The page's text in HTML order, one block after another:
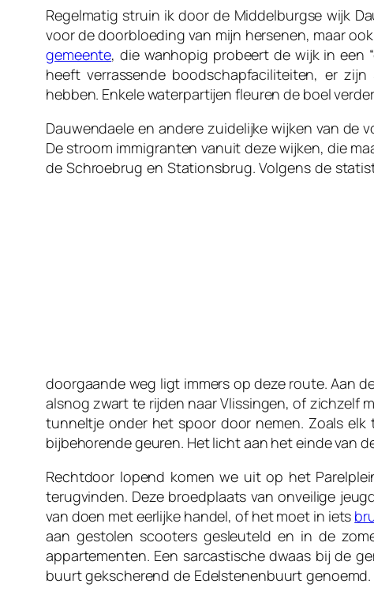
Regelmatig struin ik door de Middelburgse wijk
voor de doorbloeding van mijn hersenen, maar
gemeente, die wanhopig probeert de wijk in een
heeft verrassende boodschapfaciliteiten, er
hebben. Enkele waterpartijen fleuren de boel
Dauwendaele en andere zuidelijke wijken van
De stroom immigranten vanuit deze wijken, die
de Schroebrug en Stationsbrug. Volgens de
doorgaande weg ligt immers op deze route. Aan
alsnog zwart te rijden naar Vlissingen, of zichzelf
tunneltje onder het spoor door nemen. Zoals
bijbehorende geuren. Het licht aan het einde van
Rechtdoor lopend komen we uit op het
terugvinden. Deze broedplaats van onveilige
van doen met eerlijke handel, of het moet in iets
aan gestolen scooters gesleuteld en in de
appartementen. Een sarcastische dwaas bij de
buurt gekscherend de Edelstenenbuurt